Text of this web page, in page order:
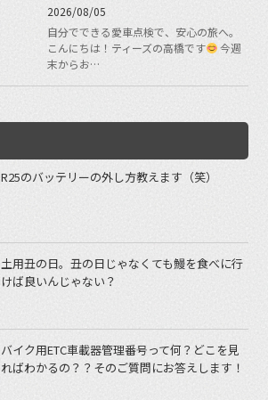
2026/08/05
自分でできる愛車点検で、安心の旅へ。
こんにちは！ティーズの高橋です
今週
末からお…
R25のバッテリーの外し方教えます（笑）
土用丑の日。丑の日じゃなくても鰻を食べに行
けば良いんじゃない？
バイク用ETC車載器管理番号って何？どこを見
ればわかるの？？そのご質問にお答えします！